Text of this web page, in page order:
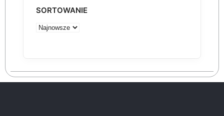
SORTOWANIE